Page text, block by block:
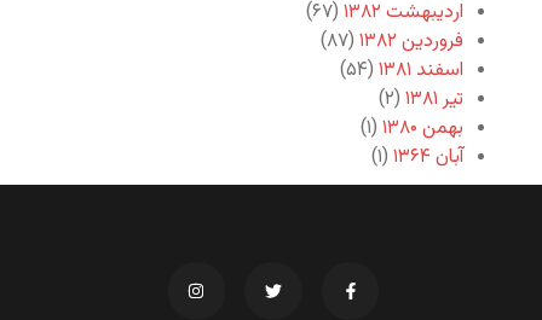
اردیبهشت ۱۳۸۲
(۶۷)
فروردین ۱۳۸۲
(۸۷)
اسفند ۱۳۸۱
(۵۴)
تیر ۱۳۸۱
(۲)
بهمن ۱۳۸۰
(۱)
آبان ۱۳۶۴
(۱)